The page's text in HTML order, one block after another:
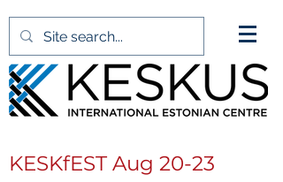
KESKfEST Aug 20-23